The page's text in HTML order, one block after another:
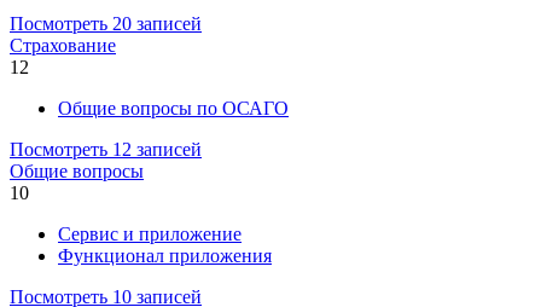
Посмотреть 20 записей
Страхование
12
Общие вопросы по ОСАГО
Посмотреть 12 записей
Общие вопросы
10
Сервис и приложение
Функционал приложения
Посмотреть 10 записей